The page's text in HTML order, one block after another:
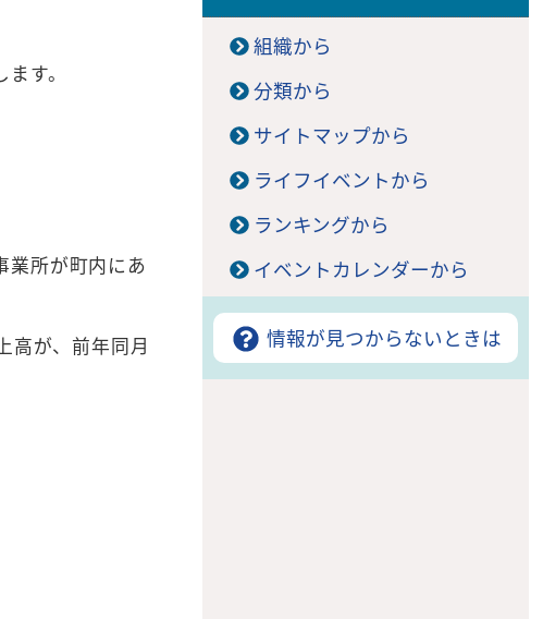
す。
業所が町内にあ
高が、前年同月
組織から
分類から
サイトマップから
ライフイベントから
ランキングから
イベントカレンダーから
情報が見つからないときは